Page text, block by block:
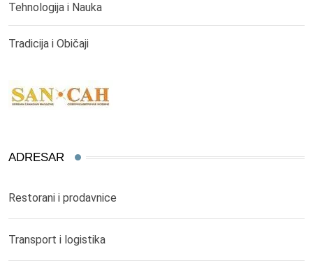
Tehnologija i Nauka
Tradicija i Običaji
ADRESAR
Restorani i prodavnice
Transport i logistika